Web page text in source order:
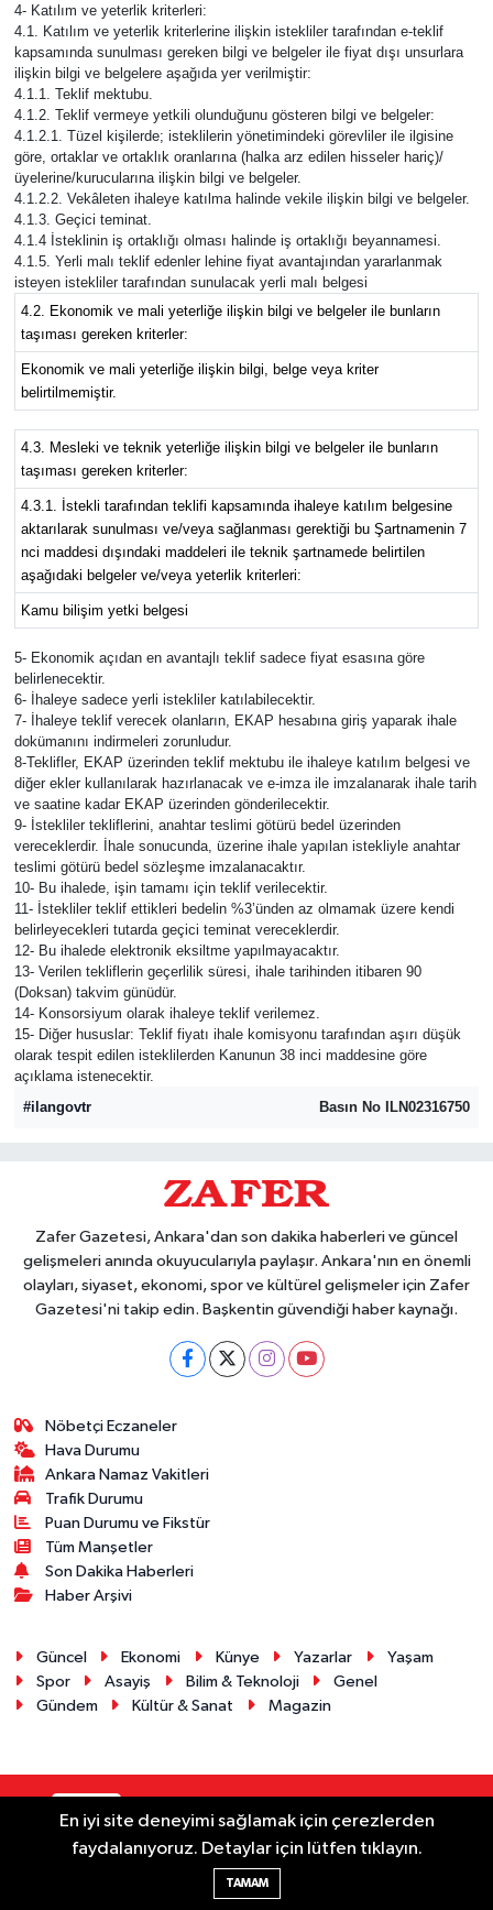
4- Katılım ve yeterlik kriterleri:
4.1. Katılım ve yeterlik kriterlerine ilişkin istekliler tarafından e-teklif
kapsamında sunulması gereken bilgi ve belgeler ile fiyat dışı unsurlara
ilişkin bilgi ve belgelere aşağıda yer verilmiştir:
4.1.1. Teklif mektubu.
4.1.2. Teklif vermeye yetkili olunduğunu gösteren bilgi ve belgeler:
4.1.2.1. Tüzel kişilerde; isteklilerin yönetimindeki görevliler ile ilgisine
göre, ortaklar ve ortaklık oranlarına (halka arz edilen hisseler hariç)/
üyelerine/kurucularına ilişkin bilgi ve belgeler.
4.1.2.2. Vekâleten ihaleye katılma halinde vekile ilişkin bilgi ve belgeler.
4.1.3. Geçici teminat.
4.1.4 İsteklinin iş ortaklığı olması halinde iş ortaklığı beyannamesi.
4.1.5. Yerli malı teklif edenler lehine fiyat avantajından yararlanmak
isteyen istekliler tarafından sunulacak yerli malı belgesi
4.2. Ekonomik ve mali yeterliğe ilişkin bilgi ve belgeler ile bunların
taşıması gereken kriterler:
Ekonomik ve mali yeterliğe ilişkin bilgi, belge veya kriter
belirtilmemiştir.
4.3. Mesleki ve teknik yeterliğe ilişkin bilgi ve belgeler ile bunların
taşıması gereken kriterler:
4.3.1. İstekli tarafından teklifi kapsamında ihaleye katılım belgesine
aktarılarak sunulması ve/veya sağlanması gerektiği bu Şartnamenin 7
nci maddesi dışındaki maddeleri ile teknik şartnamede belirtilen
aşağıdaki belgeler ve/veya yeterlik kriterleri:
Kamu bilişim yetki belgesi
5- Ekonomik açıdan en avantajlı teklif sadece fiyat esasına göre
belirlenecektir.
6- İhaleye sadece yerli istekliler katılabilecektir.
7- İhaleye teklif verecek olanların, EKAP hesabına giriş yaparak ihale
dokümanını indirmeleri zorunludur.
8-Teklifler, EKAP üzerinden teklif mektubu ile ihaleye katılım belgesi ve
diğer ekler kullanılarak hazırlanacak ve e-imza ile imzalanarak ihale tarih
ve saatine kadar EKAP üzerinden gönderilecektir.
9- İstekliler tekliflerini, anahtar teslimi götürü bedel üzerinden
vereceklerdir. İhale sonucunda, üzerine ihale yapılan istekliyle anahtar
teslimi götürü bedel sözleşme imzalanacaktır.
10- Bu ihalede, işin tamamı için teklif verilecektir.
11- İstekliler teklif ettikleri bedelin %3’ünden az olmamak üzere kendi
belirleyecekleri tutarda geçici teminat vereceklerdir.
12- Bu ihalede elektronik eksiltme yapılmayacaktır.
13- Verilen tekliflerin geçerlilik süresi, ihale tarihinden itibaren 90
(Doksan) takvim günüdür.
14- Konsorsiyum olarak ihaleye teklif verilemez.
15- Diğer hususlar: Teklif fiyatı ihale komisyonu tarafından aşırı düşük
olarak tespit edilen isteklilerden Kanunun 38 inci maddesine göre
açıklama istenecektir.
#ilangovtr
Basın No ILN02316750
Zafer Gazetesi, Ankara'dan son dakika haberleri ve güncel
gelişmeleri anında okuyucularıyla paylaşır. Ankara'nın en önemli
olayları, siyaset, ekonomi, spor ve kültürel gelişmeler için Zafer
Gazetesi'ni takip edin. Başkentin güvendiği haber kaynağı.
Nöbetçi Eczaneler
Hava Durumu
Ankara Namaz Vakitleri
Trafik Durumu
Puan Durumu ve Fikstür
Tüm Manşetler
Son Dakika Haberleri
Haber Arşivi
Güncel Ekonomi Künye Yazarlar
Yaşam
Spor
Asayiş Bilim & Teknoloji
Genel
Gündem
Kültür & Sanat Magazin
Haber Yazılımı:
En iyi site deneyimi sağlamak için çerezlerden
faydalanıyoruz. Detaylar için lütfen tıklayın.
TAMAM